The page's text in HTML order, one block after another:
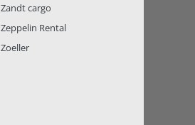
Zandt cargo
Zeppelin Rental
Zoeller